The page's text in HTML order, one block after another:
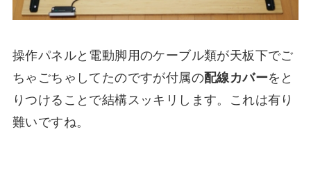
操作パネルと電動脚用のケーブル類が天板下でご
ちゃごちゃしてたのですが付属の配線カバーをと
りつけることで結構スッキリします。これは有り
難いですね。